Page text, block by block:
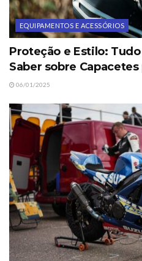
EQUIPAMENTOS E ACESSÓRIOS
Proteção e Estilo:
Saber sobre
06/01/2025